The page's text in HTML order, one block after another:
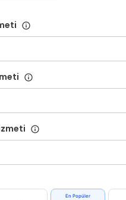
En Popüler